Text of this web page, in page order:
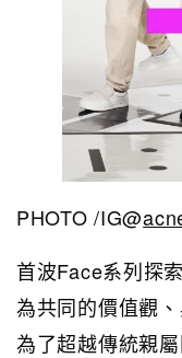
PHOTO /IG@
首波Face系列探
為共同的價值觀
為了超越傳統親